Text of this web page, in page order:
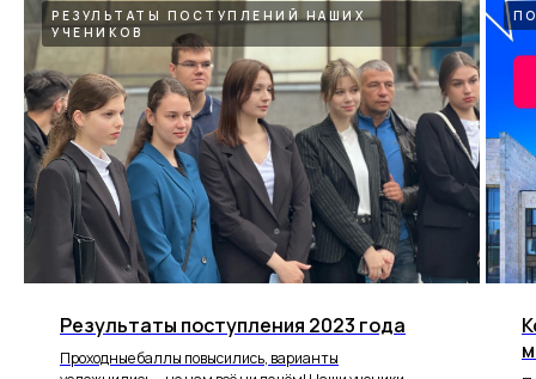
РЕЗУЛЬТАТЫ ПОСТУПЛЕНИЙ НАШИХ
УЧЕНИКОВ
Результаты поступления 2023 года
Проходные баллы повысились, варианты